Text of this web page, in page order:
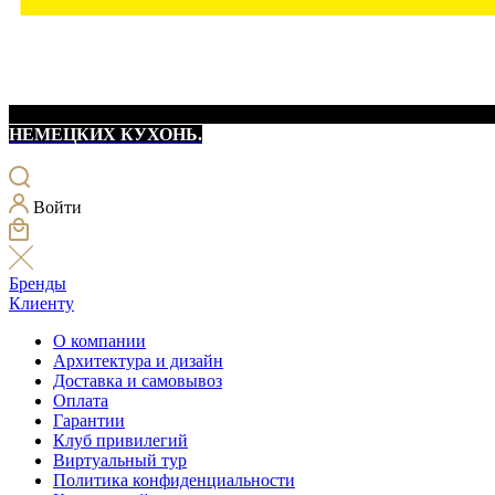
НЕМЕЦКИХ КУХОНЬ.
Войти
Бренды
Клиенту
О компании
Архитектура и дизайн
Доставка и самовывоз
Оплата
Гарантии
Клуб привилегий
Виртуальный тур
Политика конфиденциальности